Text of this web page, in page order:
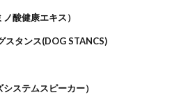
酸健康エキス）
スタンス(DOG STANCS)
ステムスピーカー）